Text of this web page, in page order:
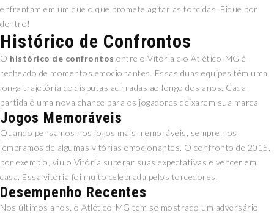
enfrentam em um duelo que promete agitar as torcidas. Fique por
dentro!
Histórico de Confrontos
O histórico de confrontos entre o Vitória e o Atlético-MG é
recheado de momentos emocionantes. Essas duas equipes têm uma
longa trajetória de disputas acirradas ao longo dos anos. Cada
partida é uma nova chance para os jogadores deixarem sua marca.
Jogos Memoráveis
Quando pensamos nos jogos mais memoráveis, sempre nos
lembramos de algumas vitórias emocionantes. O confronto de 2015,
por exemplo, viu o Vitória superar suas expectativas e vencer em
casa. Essa vitória foi muito celebrada pelos torcedores.
Desempenho Recentes
Nos últimos anos, o Atlético-MG tem se mostrado um adversário